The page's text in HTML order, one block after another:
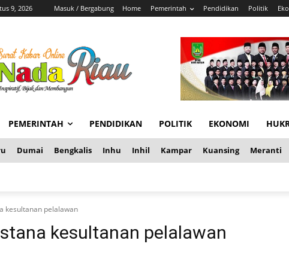
9, 2026 Masuk / Bergabung Home Pemerintah Pendidikan Politik
PEMERINTAH PENDIDIKAN POLITIK EKONOMI
Dumai Bengkalis Inhu Inhil Kampar Kuansing Meranti
kesultanan pelalawan
kesultanan pelalawan